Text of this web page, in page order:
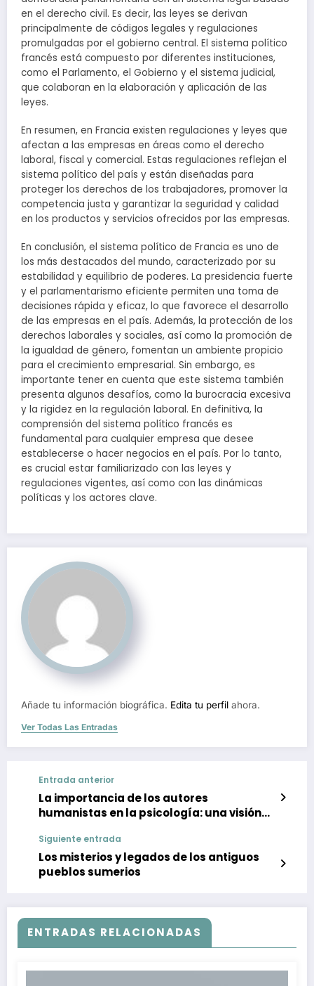
en el derecho civil. Es decir, las leyes se derivan
principalmente de códigos legales y regulaciones
promulgadas por el gobierno central. El sistema político
francés está compuesto por diferentes instituciones,
como el Parlamento, el Gobierno y el sistema judicial,
que colaboran en la elaboración y aplicación de las
leyes.
En resumen, en Francia existen regulaciones y leyes que
afectan a las empresas en áreas como el derecho
laboral, fiscal y comercial. Estas regulaciones reflejan el
sistema político del país y están diseñadas para
proteger los derechos de los trabajadores, promover la
competencia justa y garantizar la seguridad y calidad
en los productos y servicios ofrecidos por las empresas.
En conclusión, el sistema político de Francia es uno de
los más destacados del mundo, caracterizado por su
estabilidad y equilibrio de poderes. La presidencia fuerte
y el parlamentarismo eficiente permiten una toma de
decisiones rápida y eficaz, lo que favorece el desarrollo
de las empresas en el país. Además, la protección de los
derechos laborales y sociales, así como la promoción de
la igualdad de género, fomentan un ambiente propicio
para el crecimiento empresarial. Sin embargo, es
importante tener en cuenta que este sistema también
presenta algunos desafíos, como la burocracia excesiva
y la rigidez en la regulación laboral. En definitiva, la
comprensión del sistema político francés es
fundamental para cualquier empresa que desee
establecerse o hacer negocios en el país. Por lo tanto,
es crucial estar familiarizado con las leyes y
regulaciones vigentes, así como con las dinámicas
políticas y los actores clave.
Añade tu información biográfica. Edita tu perfil ahora.
Ver Todas Las Entradas
Entrada anterior
La importancia de los autores
humanistas en la psicología: una visión
Siguiente entrada
Los misterios y legados de los antiguos
pueblos sumerios
ENTRADAS RELACIONADAS